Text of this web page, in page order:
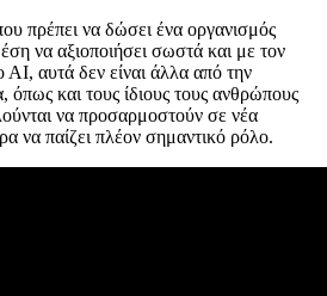
πρέπει να δώσει ένα οργανισμός
να αξιοποιήσει σωστά και με τον
αυτά δεν είναι άλλα από την
όπως και τους ίδιους τους ανθρώπους
να προσαρμοστούν σε νέα
να παίζει πλέον σημαντικό ρόλο.